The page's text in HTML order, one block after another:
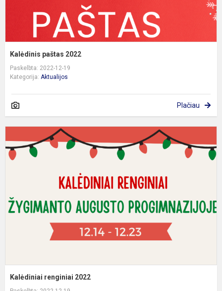
Kalėdinis paštas 2022
Paskelbta: 2022-12-19
Kategorija: Aktualijos
Plačiau
Kalėdiniai renginiai 2022